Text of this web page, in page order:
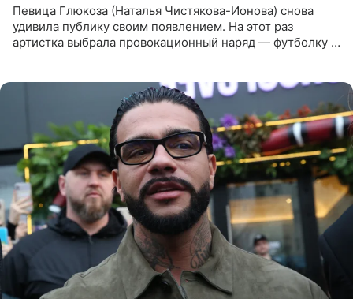
Певица Глюкоза (Наталья Чистякова-Ионова) снова
удивила публику своим появлением. На этот раз
артистка выбрала провокационный наряд — футболку с